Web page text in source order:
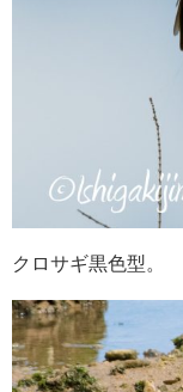
クロサギ黒色型。